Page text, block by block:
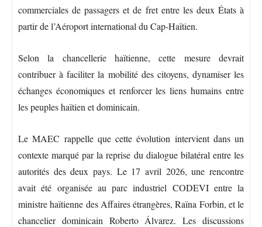
commerciales de passagers et de fret entre les deux États à
partir de l’Aéroport international du Cap-Haïtien.
Selon la chancellerie haïtienne, cette mesure devrait
contribuer à faciliter la mobilité des citoyens, dynamiser les
échanges économiques et renforcer les liens humains entre
les peuples haïtien et dominicain.
Le MAEC rappelle que cette évolution intervient dans un
contexte marqué par la reprise du dialogue bilatéral entre les
autorités des deux pays. Le 17 avril 2026, une rencontre
avait été organisée au parc industriel CODEVI entre la
ministre haïtienne des Affaires étrangères, Raïna Forbin, et le
chancelier dominicain Roberto Álvarez. Les discussions